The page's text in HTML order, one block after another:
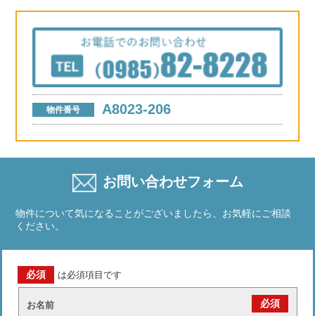
物件番号 A8023-206
お問い合わせフォーム
物件について気になることがございましたら、お気軽にご相談
ください。
必須 は必須項目です
お名前 必須